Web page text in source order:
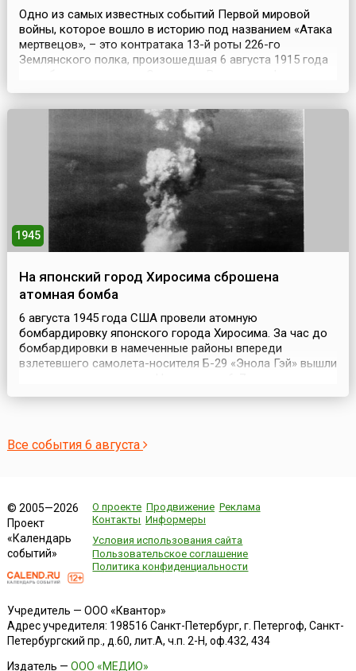
Одно из самых известных событий Первой мировой
войны, которое вошло в историю под названием «Атака
мертвецов», – это контратака 13-й роты 226-го
Землянского полка, произошедшая 6 августа 1915 года
когда при отражении немецкой газовой атаки около
семитысячное немецкое войско. Небольшая русская
1945
На японский город Хиросима сброшена
атомная бомба
6 августа 1945 года США провели атомную
бомбардировку японского города Хиросима. За час до
бомбардировки в намеченные районы впереди
взлетевшего самолета-носителя Б-29 «Энола Гэй» вышли
самолета-носителя следовал самолет с аппаратурой,
результаты взрыва. ...
Все события 6 августа
© 2005—2026
Проект
«Календарь
событий»
О проекте Продвижение Реклама
Контакты Информеры
Условия использования сайта
Пользовательское соглашение
Политика конфиденциальности
Учредитель — ООО «Квантор»
Адрес учредителя: 198516 Санкт-Петербург, г. Петергоф, Санкт-
Петербургский пр., д.60, лит.А, ч.п. 2-Н, оф.432, 434
Издатель — ООО «МЕДИО»